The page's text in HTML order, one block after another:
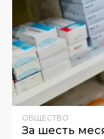
ОБЩЕСТВО
За шесть